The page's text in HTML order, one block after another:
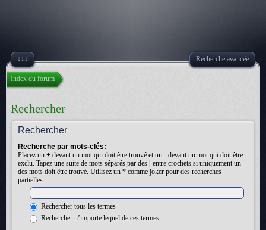
↓↓↓ Recherche avancée
Index du forum
Rechercher
Rechercher
Recherche par mots-clés:
Placez un + devant un mot qui doit être trouvé et un - devant un mot qui doit être
exclu. Tapez une suite de mots séparés par des
entre crochets si uniquement un
des mots doit être trouvé. Utilisez un * comme joker pour des recherches
partielles.
Rechercher tous les termes
Rechercher n’importe lequel de ces termes